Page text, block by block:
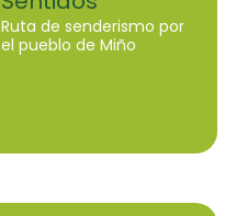
Ruta de senderismo por
el pueblo de Miño